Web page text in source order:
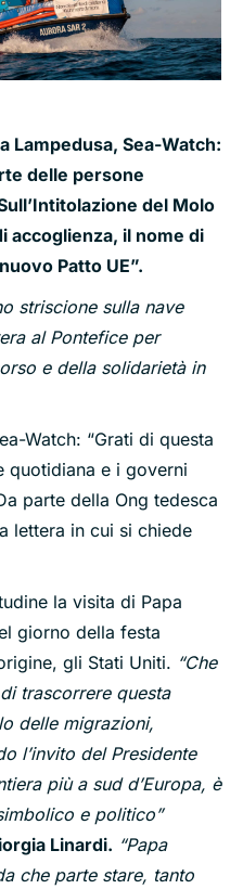
Lampedusa, Sea-Watch:
delle persone
del Molo
accoglienza, il nome di
Patto UE”.
striscione sulla nave
al Pontefice per
e della solidarietà in
Watch: “Grati di questa
quotidiana e i governi
parte della Ong tedesca
lettera in cui si chiede
la visita di Papa
giorno della festa
gli Stati Uniti. “Che
trascorrere questa
delle migrazioni,
l’invito del Presidente
più a sud d’Europa, è
e politico”
Linardi. “Papa
che parte stare, tanto